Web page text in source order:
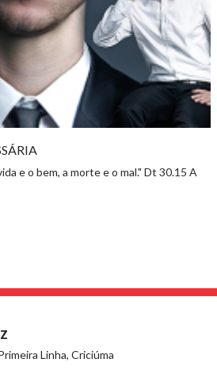
e o bem, a morte e o mal." Dt 30.15 A
Linha, Criciúma